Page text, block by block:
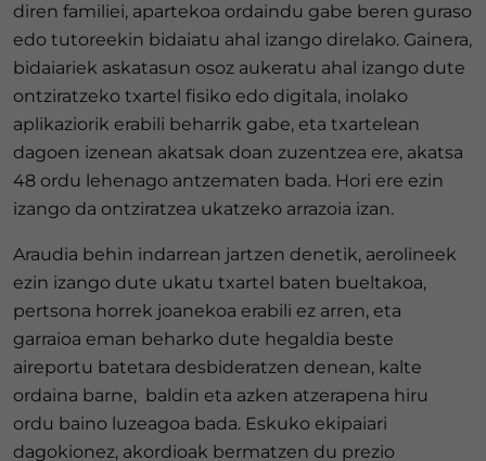
diren familiei, apartekoa ordaindu gabe beren guraso
edo tutoreekin bidaiatu ahal izango direlako. Gainera,
bidaiariek askatasun osoz aukeratu ahal izango dute
ontziratzeko txartel fisiko edo digitala, inolako
aplikaziorik erabili beharrik gabe, eta txartelean
dagoen izenean akatsak doan zuzentzea ere, akatsa
48 ordu lehenago antzematen bada. Hori ere ezin
izango da ontziratzea ukatzeko arrazoia izan.
Araudia behin indarrean jartzen denetik, aerolineek
ezin izango dute ukatu txartel baten bueltakoa,
pertsona horrek joanekoa erabili ez arren, eta
garraioa eman beharko dute hegaldia beste
aireportu batetara desbideratzen denean, kalte
ordaina barne, baldin eta azken atzerapena hiru
ordu baino luzeagoa bada. Eskuko ekipaiari
dagokionez, akordioak bermatzen du prezio